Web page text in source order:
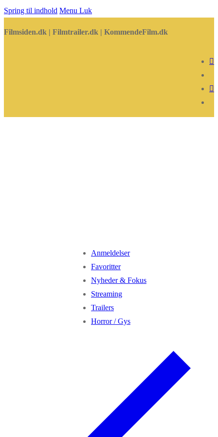
Spring til indhold Menu Luk
Filmsiden.dk | Filmtrailer.dk | KommendeFilm.dk
Anmeldelser
Favoritter
Nyheder & Fokus
Streaming
Trailers
Horror / Gys